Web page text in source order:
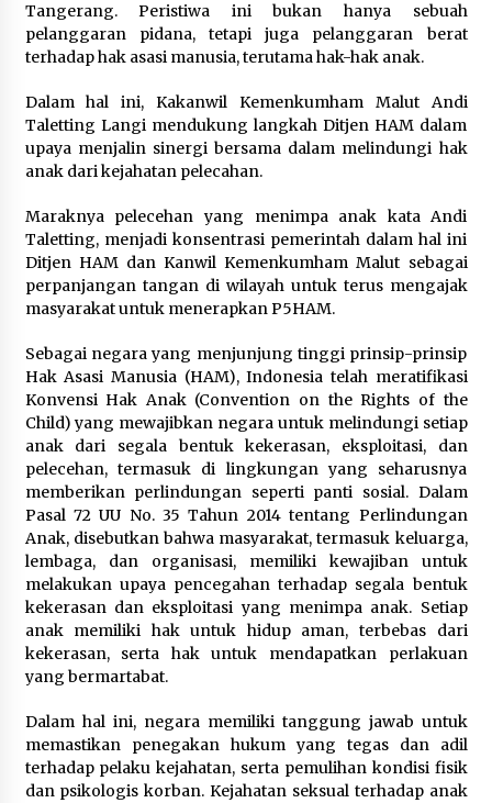
Kemenkum Malut Semarakkan HUT
RI dan Hari Pengayoman ke-81
melalui Fun Walk di Ternate
9 Agustus 2026
Registrasi Indonesia Sports Summit
2026 Resmi Dibuka, Siap Hadirkan
Pengalaman Beyond the Game
8 Agustus 2026
Timnas Indonesia Diharapkan
Bangkit Usai Takluk dari Vietnam di
Piala AFF 2026
8 Agustus 2026
Penanganan Kebakaran Gedung
Dinas Teknis Masuk Tahap Akhir,
Tak Ada Korban Jiwa
8 Agustus 2026
Kebakaran Gedung Dinas Teknis
Publik Tetap Berjalan
8 Agustus 2026
Tangerang. Peristiwa ini bukan hanya sebuah
pelanggaran pidana, tetapi juga pelanggaran berat
terhadap hak asasi manusia, terutama hak-hak anak.
Dalam hal ini, Kakanwil Kemenkumham Malut Andi
Taletting Langi mendukung langkah Ditjen HAM dalam
upaya menjalin sinergi bersama dalam melindungi hak
anak dari kejahatan pelecahan.
Maraknya pelecehan yang menimpa anak kata Andi
Taletting, menjadi konsentrasi pemerintah dalam hal ini
Ditjen HAM dan Kanwil Kemenkumham Malut sebagai
perpanjangan tangan di wilayah untuk terus mengajak
masyarakat untuk menerapkan P5HAM.
Sebagai negara yang menjunjung tinggi prinsip-prinsip
Hak Asasi Manusia (HAM), Indonesia telah meratifikasi
Konvensi Hak Anak (Convention on the Rights of the
Child) yang mewajibkan negara untuk melindungi setiap
anak dari segala bentuk kekerasan, eksploitasi, dan
pelecehan, termasuk di lingkungan yang seharusnya
memberikan perlindungan seperti panti sosial. Dalam
Pasal 72 UU No. 35 Tahun 2014 tentang Perlindungan
Anak, disebutkan bahwa masyarakat, termasuk keluarga,
lembaga, dan organisasi, memiliki kewajiban untuk
melakukan upaya pencegahan terhadap segala bentuk
kekerasan dan eksploitasi yang menimpa anak. Setiap
anak memiliki hak untuk hidup aman, terbebas dari
kekerasan, serta hak untuk mendapatkan perlakuan
yang bermartabat.
Dalam hal ini, negara memiliki tanggung jawab untuk
memastikan penegakan hukum yang tegas dan adil
terhadap pelaku kejahatan, serta pemulihan kondisi fisik
dan psikologis korban. Kejahatan seksual terhadap anak